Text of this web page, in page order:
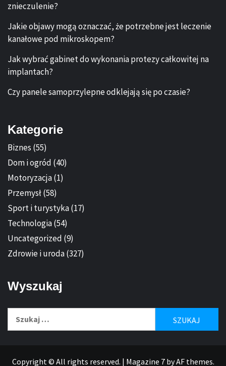
znieczulenie?
Jakie objawy mogą oznaczać, że potrzebne jest leczenie
kanałowe pod mikroskopem?
Jak wybrać gabinet do wykonania protezy całkowitej na
implantach?
Czy panele samoprzylepne odklejają się po czasie?
Kategorie
Biznes (55)
Dom i ogród (40)
Motoryzacja(1)
Przemysł(58)
Sport i turystyka(17)
Technologia(54)
Uncategorized (9)
Zdrowie i uroda(327)
Wyszukaj
Copyright © All rights reserved. | Magazine 7by AF themes.